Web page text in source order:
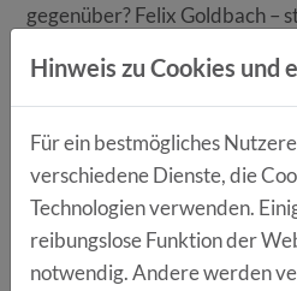
gegenüber? Felix Goldbach
„Money for Future“ –
gängige Mythen, gibt
zeigt, wie die Energiewende
Verleihung des Zebra Award
Hinweis zu Cookies und
Für ein bestmögliches
verschiedene Dienste, die
Technologien verwenden.
reibungslose Funktion der
notwendig. Andere werden